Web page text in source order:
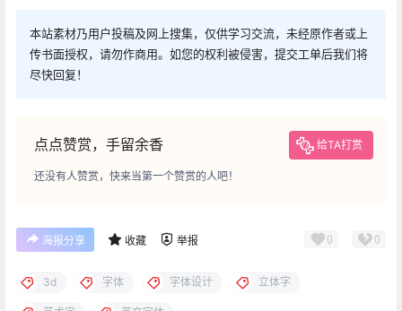
本站素材乃用户投稿及网上搜集，仅供学习交流，未经原作者或上
传书面授权，请勿作商用。如您的权利被侵害，提交工单后我们将
尽快回复！
点点赞赏，手留余香 给TA打赏
还没有人赞赏，快来当第一个赞赏的人吧！
海报分享 收藏 举报 0 0
3d 字体 字体设计 立体字